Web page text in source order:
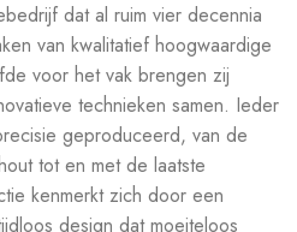
dat al ruim vier decennia
van kwalitatief hoogwaardige
voor het vak brengen zij
technieken samen. Ieder
geproduceerd, van de
tot en met de laatste
kenmerkt zich door een
design dat moeiteloos